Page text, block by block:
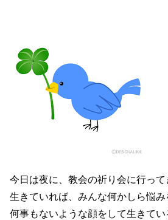
今日は夜に、教会の祈り会に行って
生きていれば、みんな何かしら悩み
何事もないような顔をして生きて